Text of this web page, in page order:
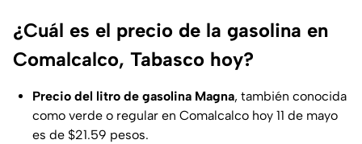
¿Cuál es el precio de la gasolina en
Comalcalco, Tabasco hoy?
Precio del litro de gasolina Magna, también conocida
como verde o regular en Comalcalco hoy 11 de mayo
es de $21.59 pesos.